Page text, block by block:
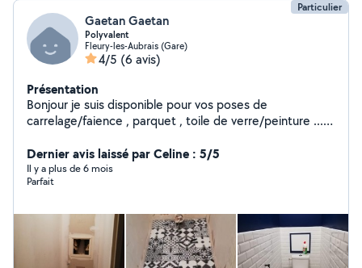
Particulier
Gaetan Gaetan
Polyvalent
Fleury-les-Aubrais (Gare)
4/5 (6 avis)
Présentation
Bonjour je suis disponible pour vos poses de
carrelage/faience , parquet , toile de verre/peinture ...
Dernier avis laissé par Celine : 5/5
Il y a plus de 6 mois
Parfait